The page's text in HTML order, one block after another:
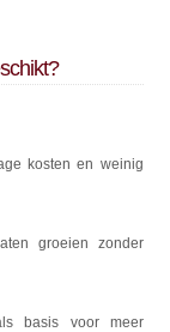
kosten en weinig
groeien zonder
basis voor meer